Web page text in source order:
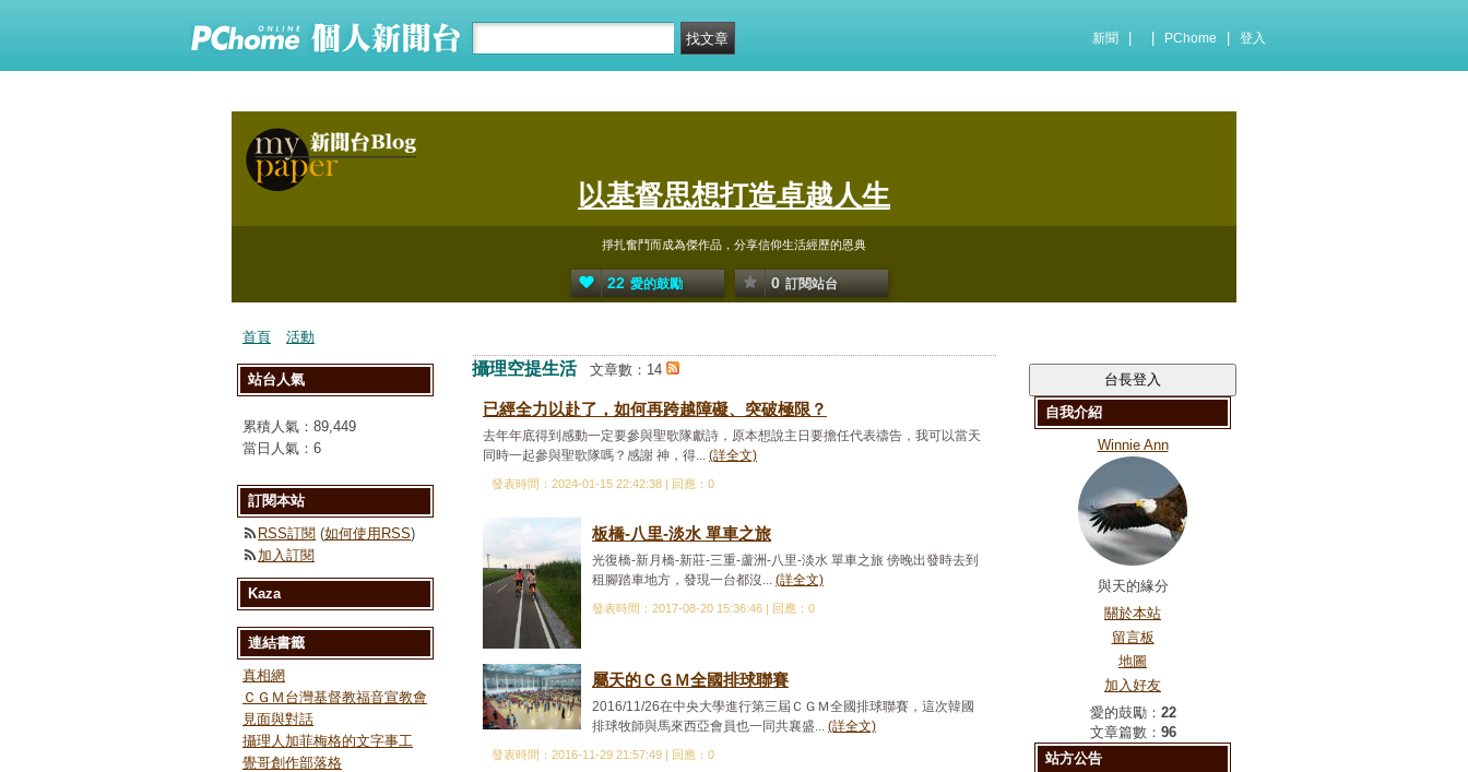
新聞 PChome 登入
以基督思想打造卓越人生
掙扎奮鬥而成為傑作品，分享信仰生活經歷的恩典
22 愛的鼓勵 0 訂閱站台
首頁 活動
攝理空提生活 文章數：14
已經全力以赴了，如何再跨越障礙、突破極限？
去年年底得到感動一定要參與聖歌隊獻詩，原本想說主日要擔任代表禱告，我可以當天
同時一起參與聖歌隊嗎？感謝 神，得... (詳全文)
發表時間：2024-01-15 22:42:38 | 回應：0
板橋-八里-淡水 單車之旅
光復橋-新月橋-新莊-三重-蘆洲-八里-淡水 單車之旅 傍晚出發時去到
租腳踏車地方，發現一台都沒... (詳全文)
發表時間：2017-08-20 15:36:46 | 回應：0
屬天的ＣＧＭ全國排球聯賽
2016/11/26在中央大學進行第三屆ＣＧＭ全國排球聯賽，這次韓國
排球牧師與馬來西亞會員也一同共襄盛... (詳全文)
發表時間：2016-11-29 21:57:49 | 回應：0
自我介紹
Winnie Ann
與天的緣分
關於本站
留言板
地圖
加入好友
愛的鼓勵： 22
文章篇數： 96
站方公告
站台人氣
累積人氣： 89,449
當日人氣： 6
訂閱本站
RSS訂閱 (如何使用RSS)
加入訂閱
Kaza
連結書籤
真相網
ＣＧＭ台灣基督教福音宣教會
見面與對話
攝理人加菲梅格的文字事工
覺哥創作部落格